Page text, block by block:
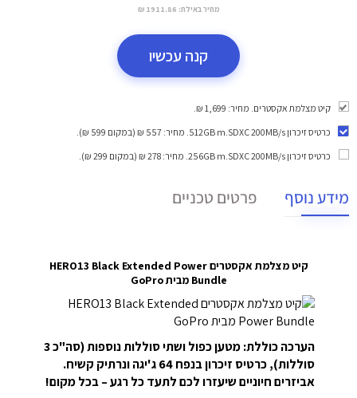
מחיר באילת: 1911.86 ₪
קנה עכשיו
קיט מצלמת אקסטרים. מחיר: 1,699 ₪.
כרטיס זיכרון 512GB m.SDXC 200MB/s
. מחיר: 557 ₪ (במקום 599 ₪).
כרטיס זיכרון 256GB m.SDXC 200MB/s
. מחיר: 278 ₪ (במקום 299 ₪).
מידע נוסף פרטים טכניים
קיט מצלמת אקסטרים HERO13 Black Extended Power
Bundle מבית GoPro
הערכה כוללת: מטען כפול ושתי סוללות נוספות (סה"כ 3
סוללות), כרטיס זיכרון בנפח 64 ג'יגה ונרתיק קשיח.
אביזרים חיוניים שיעזרו לכם לתעד כל רגע – בכל מקום!